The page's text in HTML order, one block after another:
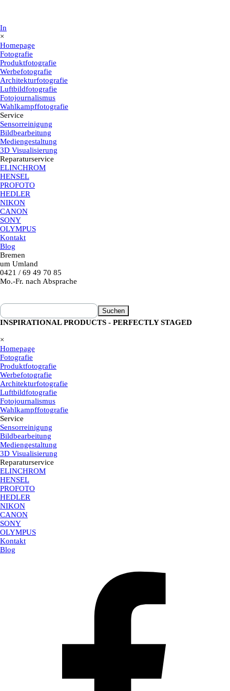
In
×
Homepage
Fotografie
Produktfotografie
Werbefotografie
Architekturfotografie
Luftbildfotografie
Fotojournalismus
Wahlkampffotografie
Service
Sensorreinigung
Bildbearbeitung
Mediengestaltung
3D Visualisierung
Reparaturservice
ELINCHROM
HENSEL
PROFOTO
HEDLER
NIKON
CANON
SONY
OLYMPUS
Kontakt
Blog
Bremen
um Umland
0421 / 69 49 70 85
Mo.-Fr. nach Absprache
Suchen
INSPIRATIONAL PRODUCTS - PERFECTLY STAGED
×
Homepage
Fotografie
Produktfotografie
Werbefotografie
Architekturfotografie
Luftbildfotografie
Fotojournalismus
Wahlkampffotografie
Service
Sensorreinigung
Bildbearbeitung
Mediengestaltung
3D Visualisierung
Reparaturservice
ELINCHROM
HENSEL
PROFOTO
HEDLER
NIKON
CANON
SONY
OLYMPUS
Kontakt
Blog